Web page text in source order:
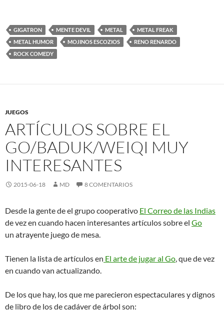
GIGATRON MENTE DEVIL METAL
METAL FREAK
METAL HUMOR
MOJINOS ESCOZIOS
RENO RENARDO
ROCK COMEDY
JUEGOS
ARTÍCULOS SOBRE EL
GO/BADUK/WEIQI MUY
INTERESANTES
2015-06-18 MD 8 COMENTARIOS
Desde la gente de el grupo cooperativo El Correo de las Indias
de vez en cuando hacen interesantes artículos sobre el Go
un atrayente juego de mesa.
Tienen la lista de artículos en El arte de jugar al Go, que de vez
en cuando van actualizando.
De los que hay, los que me parecieron espectaculares y dignos
de libro de los de cadáver de árbol son: